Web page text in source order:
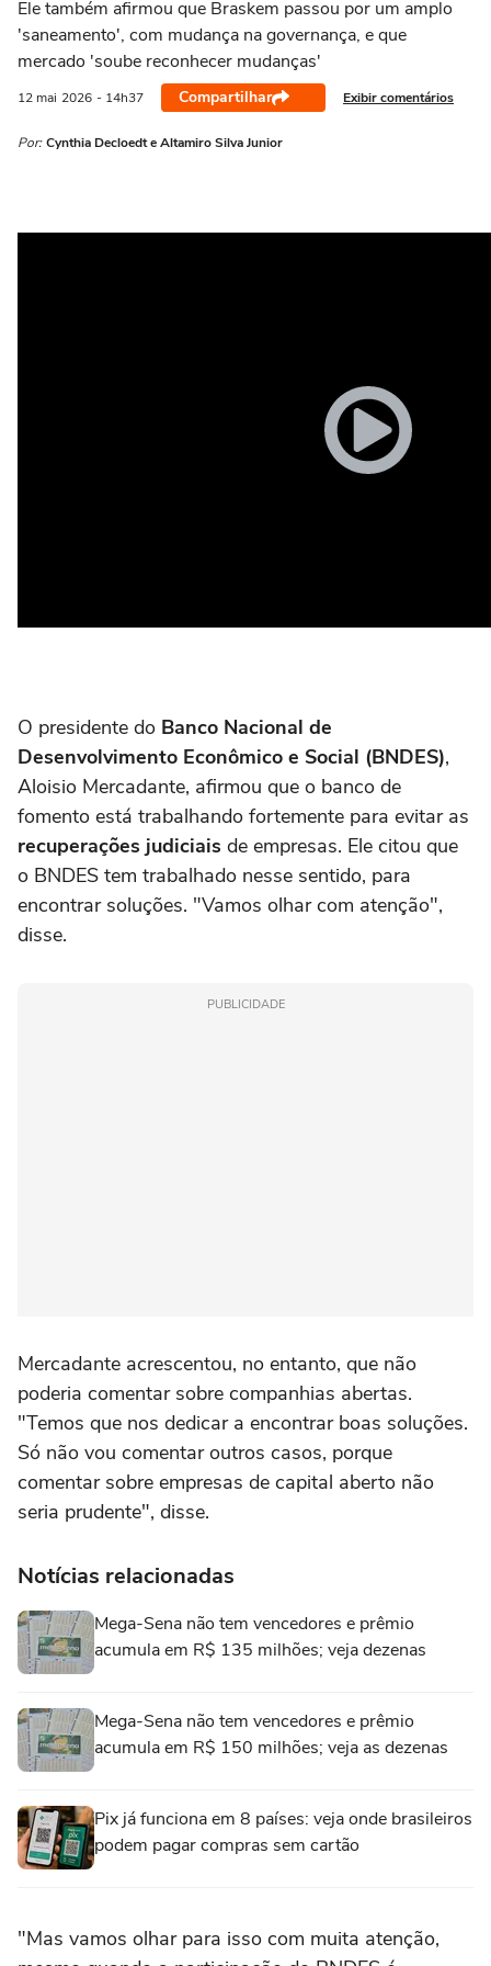
Ele também afirmou que Braskem passou por um amplo
'saneamento', com mudança na governança, e que
mercado 'soube reconhecer mudanças'
12 mai 2026 - 14h37 Compartilhar Exibir comentários
Por: Cynthia Decloedt e Altamiro Silva Junior
O presidente do Banco Nacional de
Desenvolvimento Econômico e Social (BNDES),
Aloisio Mercadante, afirmou que o banco de
fomento está trabalhando fortemente para evitar as
recuperações judiciais de empresas. Ele citou que
o BNDES tem trabalhado nesse sentido, para
encontrar soluções. "Vamos olhar com atenção",
disse.
PUBLICIDADE
Mercadante acrescentou, no entanto, que não
poderia comentar sobre companhias abertas.
"Temos que nos dedicar a encontrar boas soluções.
Só não vou comentar outros casos, porque
comentar sobre empresas de capital aberto não
seria prudente", disse.
Notícias relacionadas
Mega-Sena não tem vencedores e prêmio
acumula em R$ 135 milhões; veja dezenas
Mega-Sena não tem vencedores e prêmio
acumula em R$ 150 milhões; veja as dezenas
Pix já funciona em 8 países: veja onde brasileiros
podem pagar compras sem cartão
"Mas vamos olhar para isso com muita atenção,